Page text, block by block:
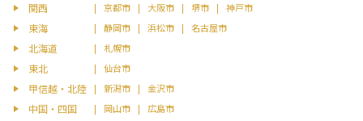
関西 京都市 大阪市 堺市 神戸市
東海 静岡市 浜松市 名古屋市
北海道 札幌市
東北 仙台市
甲信越・北陸 新潟市 金沢市
中国・四国 岡山市 広島市